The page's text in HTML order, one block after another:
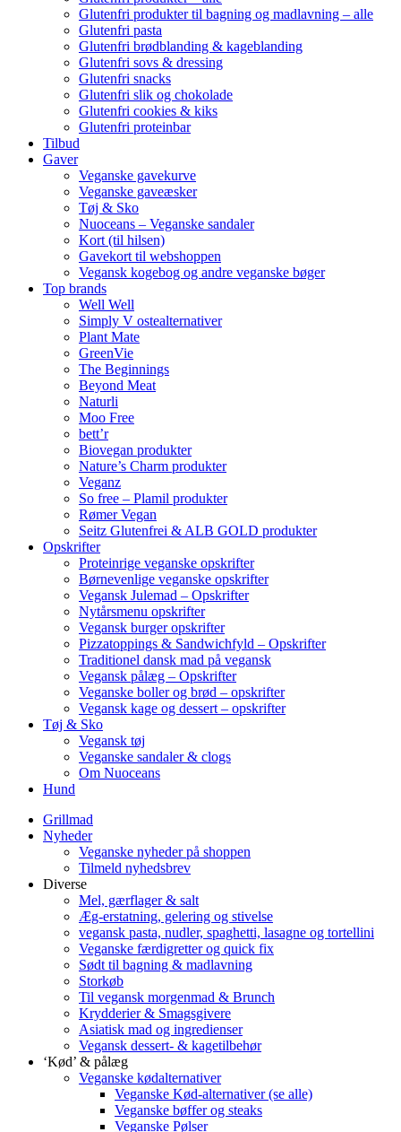
Glutenfri produkter til bagning og madlavning – alle
Glutenfri pasta
Glutenfri brødblanding & kageblanding
Glutenfri sovs & dressing
Glutenfri snacks
Glutenfri slik og chokolade
Glutenfri cookies & kiks
Glutenfri proteinbar
Tilbud
Gaver
Veganske gavekurve
Veganske gaveæsker
Tøj & Sko
Nuoceans – Veganske sandaler
Kort (til hilsen)
Gavekort til webshoppen
Vegansk kogebog og andre veganske bøger
Top brands
Well Well
Simply V ostealternativer
Plant Mate
GreenVie
The Beginnings
Beyond Meat
Naturli
Moo Free
bett’r
Biovegan produkter
Nature’s Charm produkter
Veganz
So free – Plamil produkter
Rømer Vegan
Seitz Glutenfrei & ALB GOLD produkter
Opskrifter
Proteinrige veganske opskrifter
Børnevenlige veganske opskrifter
Vegansk Julemad – Opskrifter
Nytårsmenu opskrifter
Vegansk burger opskrifter
Pizzatoppings & Sandwichfyld – Opskrifter
Traditionel dansk mad på vegansk
Vegansk pålæg – Opskrifter
Veganske boller og brød – opskrifter
Vegansk kage og dessert – opskrifter
Tøj & Sko
Vegansk tøj
Veganske sandaler & clogs
Om Nuoceans
Hund
Grillmad
Nyheder
Veganske nyheder på shoppen
Tilmeld nyhedsbrev
Diverse
Mel, gærflager & salt
Æg-erstatning, gelering og stivelse
vegansk pasta, nudler, spaghetti, lasagne og tortellini
Veganske færdigretter og quick fix
Sødt til bagning & madlavning
Storkøb
Til vegansk morgenmad & Brunch
Krydderier & Smagsgivere
Asiatisk mad og ingredienser
Vegansk dessert- & kagetilbehør
‘Kød’ & pålæg
Veganske kødalternativer
Veganske Kød-alternativer (se alle)
Veganske bøffer og steaks
Veganske Pølser